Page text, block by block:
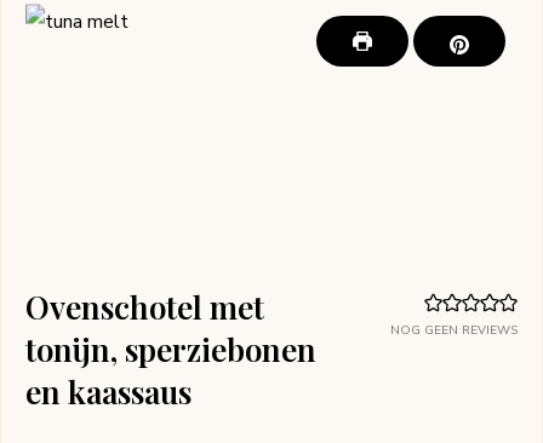
NOG GEEN REVIEWS
Ovenschotel met
tonijn, sperziebonen
en kaassaus